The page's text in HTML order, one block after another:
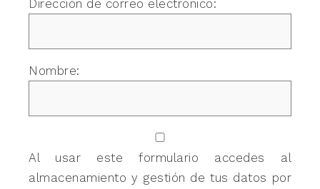
Dirección de correo electrónico:
Nombre:
Al usar este formulario accedes al
almacenamiento y gestión de tus datos por